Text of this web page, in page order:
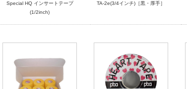
Special HQ インサートテープ
(1/2inch)
TA-2e(3/4インチ)［黒・厚手］